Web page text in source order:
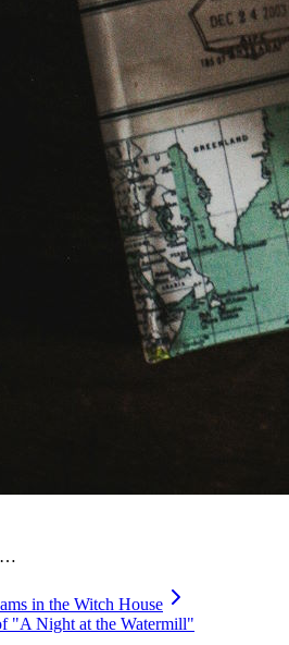
in the Witch House
"A Night at the Watermill"